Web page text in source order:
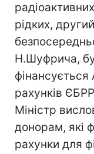
рідких,
Н.Шуфрича,
рахунків
Міністр
донорам, які
рахунки для